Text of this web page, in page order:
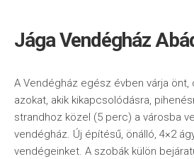
Jága Vendégház
A Vendégház egész évben várja önt,
azokat, akik kikapcsolódásra,
strandhoz közel (5 perc) a városba
vendégház. Új építésű, önálló, 4×2
vendégeinket. A szobák külön